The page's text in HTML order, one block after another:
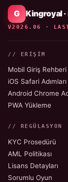
Kingroyal
V2026.06 ·
// ERIŞIM
Mobil Giriş Rehberi
iOS Safari Adımları
Android Chrome
PWA Yükleme
// REGÜLASYON
KYC Prosedürü
AML Politikası
Lisans Detayları
Sorumlu Oyun